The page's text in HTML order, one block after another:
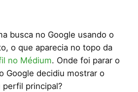
busca no Google usando o
o que aparecia no topo da
no Médium. Onde foi parar o
Google decidiu mostrar o
principal?